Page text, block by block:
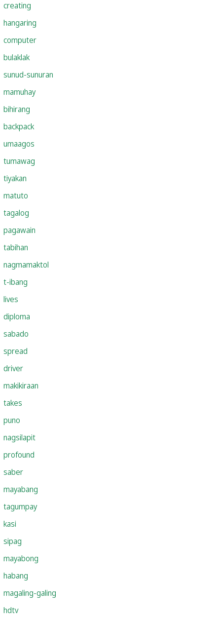
creating
hangaring
computer
bulaklak
sunud-sunuran
mamuhay
bihirang
backpack
umaagos
tumawag
tiyakan
matuto
tagalog
pagawain
tabihan
nagmamaktol
t-ibang
lives
diploma
sabado
spread
driver
makikiraan
takes
puno
nagsilapit
profound
saber
mayabang
tagumpay
kasi
sipag
mayabong
habang
magaling-galing
hdtv